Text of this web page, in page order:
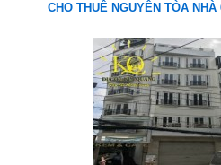
CHO THUÊ NGUYÊN TÒA